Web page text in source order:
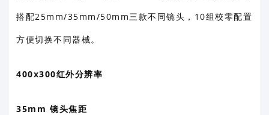
搭配25mm/35mm/50mm三款不同镜头，10组校零配置
方便切换不同器械。
400x300红外分辨率
35mm 镜头焦距